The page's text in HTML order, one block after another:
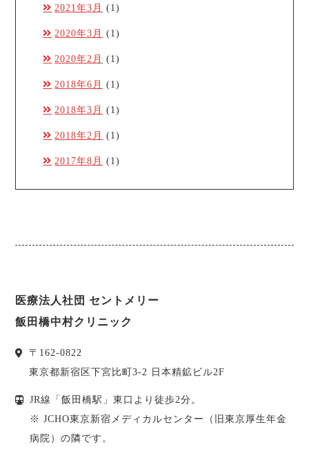
2021年3月 (1)
2020年3月 (1)
2020年2月 (1)
2018年6月 (1)
2018年3月 (1)
2018年2月 (1)
2017年8月 (1)
医療法人社団 セントメリー
飯田橋中村クリニック
〒 162-0822
東京都新宿区下宮比町3-2 日本精鉱ビル2F
JR線「飯田橋駅」東口より徒歩2分。
※ JCHO東京新宿メディカルセンター（旧東京厚生年金
病院）の隣です。